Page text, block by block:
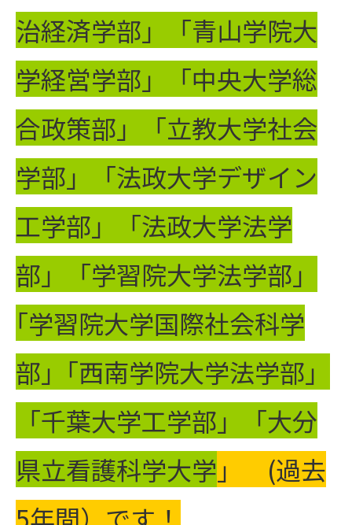
治経済学部」「青山学院大
学経営学部」「中央大学総
合政策部」「立教大学社会
学部」「法政大学デザイン
工学部」「法政大学法学
部」「学習院大学法学部」
｢学習院大学国際社会科学
部」｢西南学院大学法学部」
「千葉大学工学部」「大分
県立看護科学大学」 (過去